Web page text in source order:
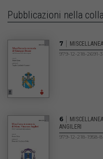
Pubblicazioni nella
7 |
979-12-218-2691-3
6 |
ANGILERI
979-12-218-1958-8